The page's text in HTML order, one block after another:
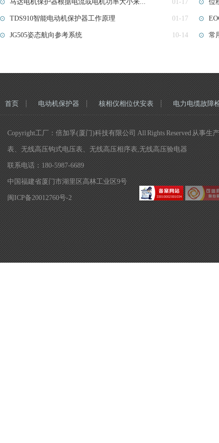
马达电机保护器根据电流或电机功率大小来... 01-17
TDS910智能电动机保护器工作原理 01-17
JG505姿态航向参考系统 10-14
位
常
首页 电动机保护器 核相仪相位伏安表 电力电缆故障
Copyright工厂：倍加孚(厦门)科技有限公司 All Rights Reserved 从事
表、无线高压钩式电压表、无线高压相序表,无线高压验电器
联系电话：180-5987-6689
中国福建省厦门市湖里区高林工业区9号
闽ICP备20012760号-2